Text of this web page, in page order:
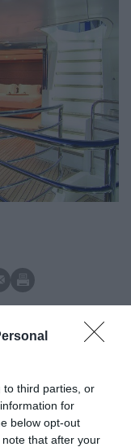
to third parties, or
for
below opt-out
that after your